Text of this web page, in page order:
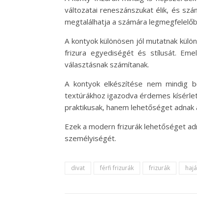
változatai reneszánszukat élik, és
megtalálhatja a számára
A kontyok különösen jól mutatnak
frizura egyediségét és stílusát.
választásnak számítanak.
A kontyok elkészítése nem mindig
textúrákhoz igazodva érdemes
praktikusak, hanem lehetőséget
Ezek a modern frizurák lehetőséget
személyiségét.
divat férfi frizurák frizurák